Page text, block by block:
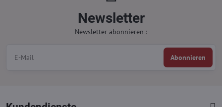
Newsletter
Newsletter abonnieren :
Abonnieren